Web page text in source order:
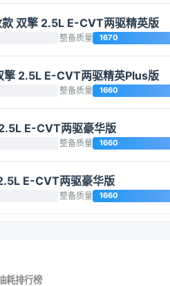
双擎 2.5L E-CVT两驱精英版
整备质量 1670
2.5L E-CVT两驱精英Plus版
整备质量 1660
E-CVT两驱豪华版
整备质量 1660
E-CVT两驱豪华版
整备质量 1660
耗排行榜